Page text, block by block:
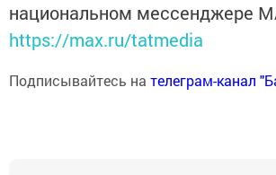
национальном мессенджере
https://max.ru/tatmedia
Подписывайтесь на телеграм-канал